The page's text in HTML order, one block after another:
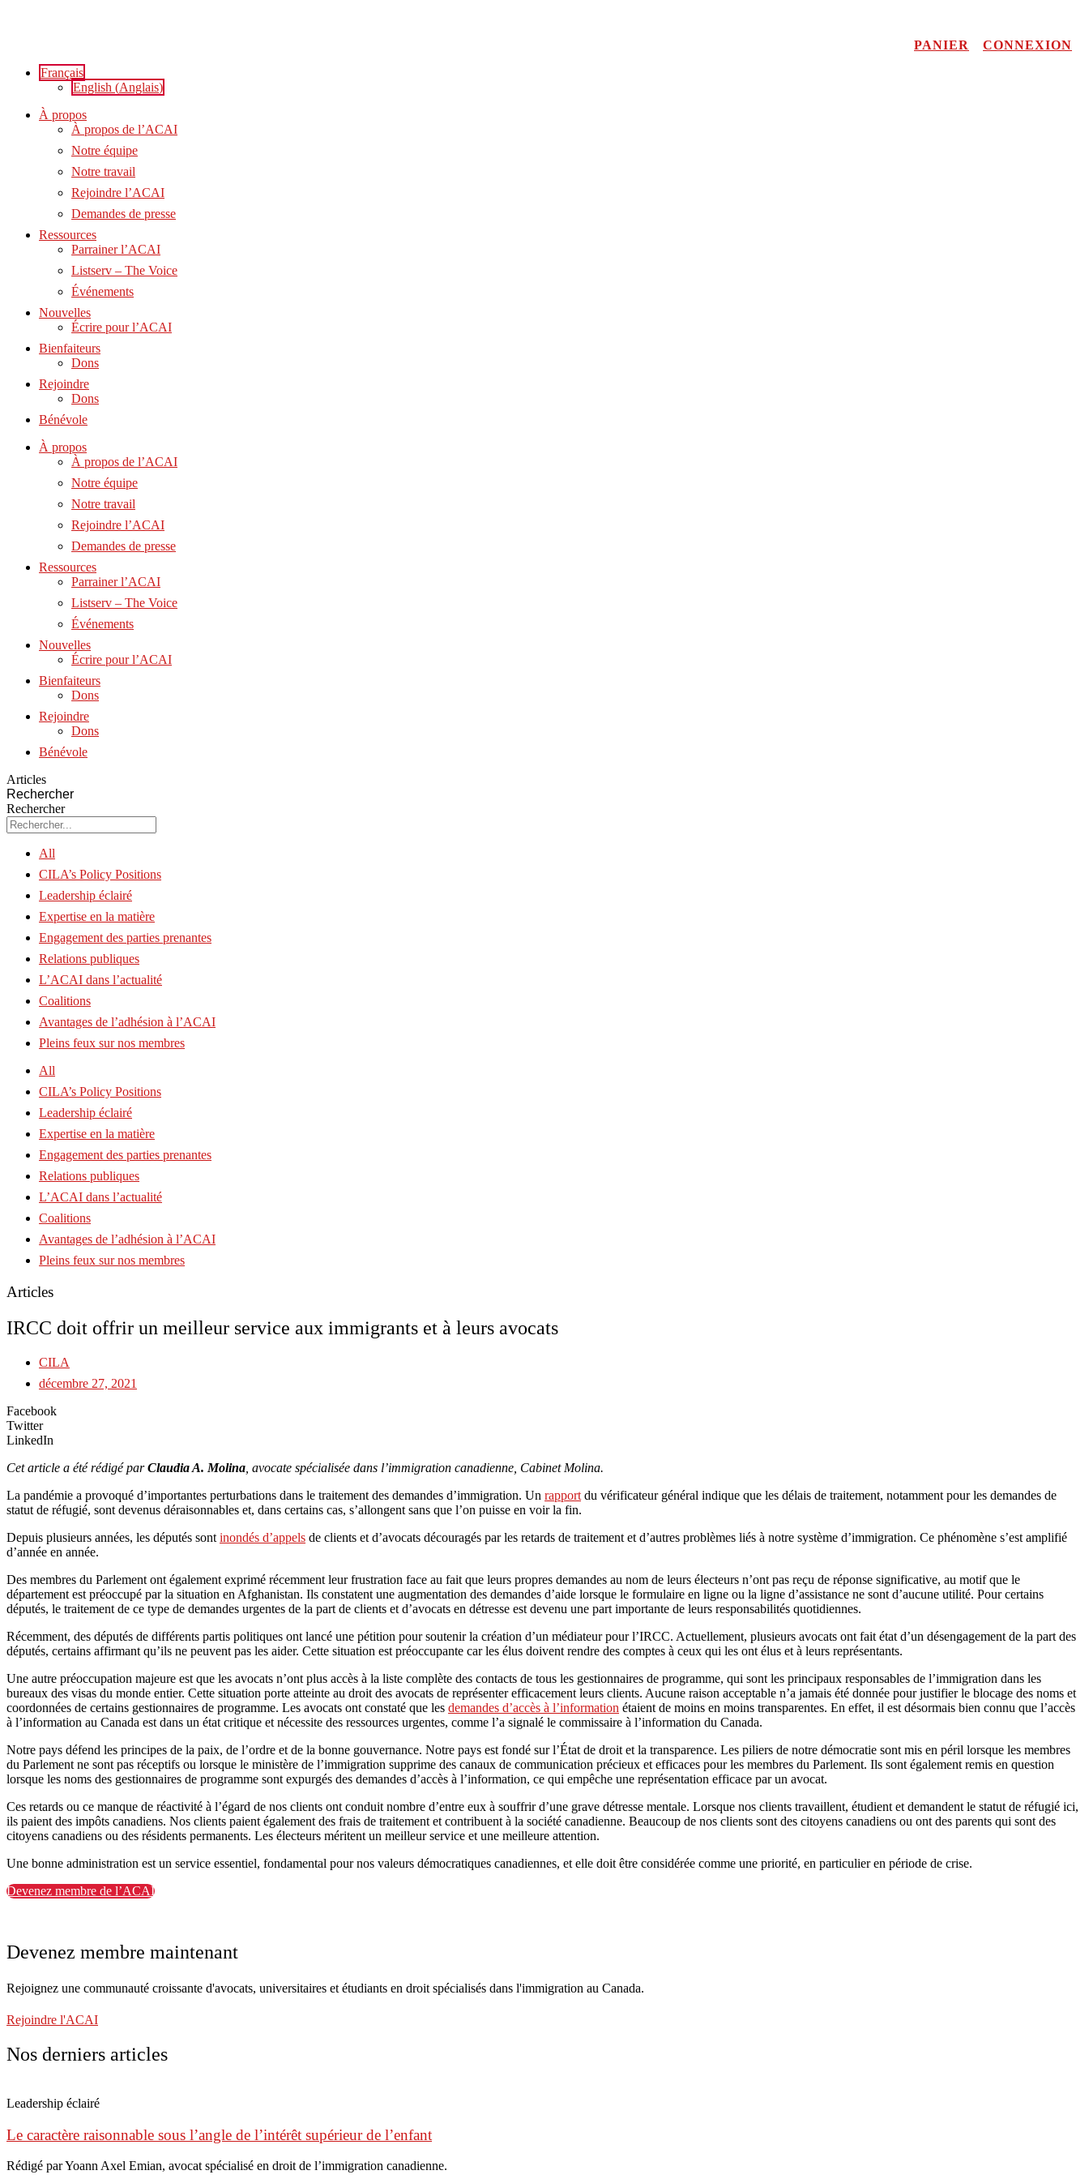
PANIER
CONNEXION
Français
English (Anglais)
À propos
À propos de l’ACAI
Notre équipe
Notre travail
Rejoindre l’ACAI
Demandes de presse
Ressources
Parrainer l’ACAI
Listserv – The Voice
Événements
Nouvelles
Écrire pour l’ACAI
Bienfaiteurs
Dons
Rejoindre
Dons
Bénévole
À propos
À propos de l’ACAI
Notre équipe
Notre travail
Rejoindre l’ACAI
Demandes de presse
Ressources
Parrainer l’ACAI
Listserv – The Voice
Événements
Nouvelles
Écrire pour l’ACAI
Bienfaiteurs
Dons
Rejoindre
Dons
Bénévole
Articles
Rechercher
Rechercher
All
CILA’s Policy Positions
Leadership éclairé
Expertise en la matière
Engagement des parties prenantes
Relations publiques
L’ACAI dans l’actualité
Coalitions
Avantages de l’adhésion à l’ACAI
Pleins feux sur nos membres
All
CILA’s Policy Positions
Leadership éclairé
Expertise en la matière
Engagement des parties prenantes
Relations publiques
L’ACAI dans l’actualité
Coalitions
Avantages de l’adhésion à l’ACAI
Pleins feux sur nos membres
Articles
IRCC doit offrir un meilleur service aux immigrants et à leurs avocats
CILA
décembre 27, 2021
Facebook
Twitter
LinkedIn
Cet article a été rédigé parClaudia A. Molina , avocate spécialisée dans l’immigration canadienne, Cabinet Molina.
La pandémie a provoqué d’importantes perturbations dans le traitement des demandes d’immigration. Un rapport du vérificateur général indique que les délais de traitement, notamment pour les demandes de
statut de réfugié, sont devenus déraisonnables et, dans certains cas, s’allongent sans que l’on puisse en voir la fin.
Depuis plusieurs années, les députés sont inondés d’appels de clients et d’avocats découragés par les retards de traitement et d’autres problèmes liés à notre système d’immigration. Ce phénomène s’est amplifié
d’année en année.
Des membres du Parlement ont également exprimé récemment leur frustration face au fait que leurs propres demandes au nom de leurs électeurs n’ont pas reçu de réponse significative, au motif que le
département est préoccupé par la situation en Afghanistan. Ils constatent une augmentation des demandes d’aide lorsque le formulaire en ligne ou la ligne d’assistance ne sont d’aucune utilité. Pour certains
députés, le traitement de ce type de demandes urgentes de la part de clients et d’avocats en détresse est devenu une part importante de leurs responsabilités quotidiennes.
Récemment, des députés de différents partis politiques ont lancé une pétition pour soutenir la création d’un médiateur pour l’IRCC. Actuellement, plusieurs avocats ont fait état d’un désengagement de la part des
députés, certains affirmant qu’ils ne peuvent pas les aider. Cette situation est préoccupante car les élus doivent rendre des comptes à ceux qui les ont élus et à leurs représentants.
Une autre préoccupation majeure est que les avocats n’ont plus accès à la liste complète des contacts de tous les gestionnaires de programme, qui sont les principaux responsables de l’immigration dans les
bureaux des visas du monde entier. Cette situation porte atteinte au droit des avocats de représenter efficacement leurs clients. Aucune raison acceptable n’a jamais été donnée pour justifier le blocage des noms et
coordonnées de certains gestionnaires de programme. Les avocats ont constaté que les demandes d’accès à l’information étaient de moins en moins transparentes. En effet, il est désormais bien connu que l’accès
à l’information au Canada est dans un état critique et nécessite des ressources urgentes, comme l’a signalé le commissaire à l’information du Canada.
Notre pays défend les principes de la paix, de l’ordre et de la bonne gouvernance. Notre pays est fondé sur l’État de droit et la transparence. Les piliers de notre démocratie sont mis en péril lorsque les membres
du Parlement ne sont pas réceptifs ou lorsque le ministère de l’immigration supprime des canaux de communication précieux et efficaces pour les membres du Parlement. Ils sont également remis en question
lorsque les noms des gestionnaires de programme sont expurgés des demandes d’accès à l’information, ce qui empêche une représentation efficace par un avocat.
Ces retards ou ce manque de réactivité à l’égard de nos clients ont conduit nombre d’entre eux à souffrir d’une grave détresse mentale. Lorsque nos clients travaillent, étudient et demandent le statut de réfugié ici,
ils paient des impôts canadiens. Nos clients paient également des frais de traitement et contribuent à la société canadienne. Beaucoup de nos clients sont des citoyens canadiens ou ont des parents qui sont des
citoyens canadiens ou des résidents permanents. Les électeurs méritent un meilleur service et une meilleure attention.
Une bonne administration est un service essentiel, fondamental pour nos valeurs démocratiques canadiennes, et elle doit être considérée comme une priorité, en particulier en période de crise.
Devenez membre de l’ACAI
Devenez membre maintenant
Rejoignez une communauté croissante d'avocats, universitaires et étudiants en droit spécialisés dans l'immigration au Canada.
Rejoindre l'ACAI
Nos derniers articles
Leadership éclairé
Le caractère raisonnable sous l’angle de l’intérêt supérieur de l’enfant
Rédigé par Yoann Axel Emian, avocat spécialisé en droit de l’immigration canadienne.